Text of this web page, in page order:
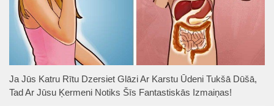
Ja Jūs Katru Rītu Dzersiet Glāzi Ar Karstu Ūdeni Tukšā Dūšā,
Tad Ar Jūsu Ķermeni Notiks Šīs Fantastiskās Izmaiņas!